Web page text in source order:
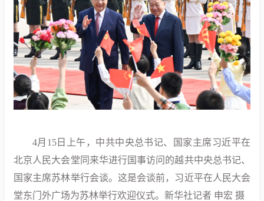
4月15日上午，中共中央总书记、国家主席习近平在
北京人民大会堂同来华进行国事访问的越共中央总书记、
国家主席苏林举行会谈。这是会谈前，习近平在人民大会
堂东门外广场为苏林举行欢迎仪式。新华社记者 申宏 摄